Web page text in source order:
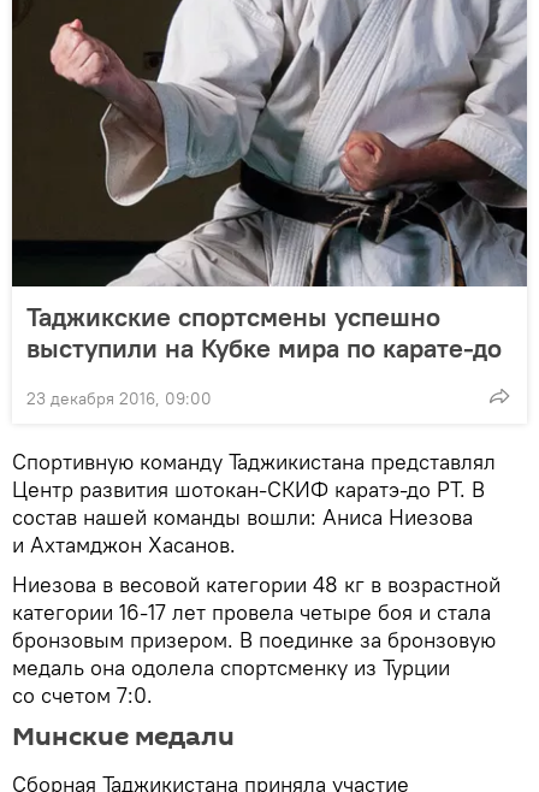
Таджикские спортсмены успешно
выступили на Кубке мира по карате-до
23 декабря 2016, 09:00
Спортивную команду Таджикистана представлял
Центр развития шотокан-СКИФ каратэ-до РТ. В
состав нашей команды вошли: Аниса Ниезова
и Ахтамджон Хасанов.
Ниезова в весовой категории 48 кг в возрастной
категории 16-17 лет провела четыре боя и стала
бронзовым призером. В поединке за бронзовую
медаль она одолела спортсменку из Турции
со счетом 7:0.
Минские медали
Сборная Таджикистана приняла участие